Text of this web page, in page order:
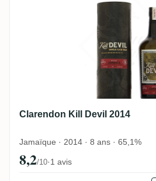
Clarendon Kill Devil 2014
Jamaïque · 2014 · 8 ans · 65,1%
8,2/10·1 avis